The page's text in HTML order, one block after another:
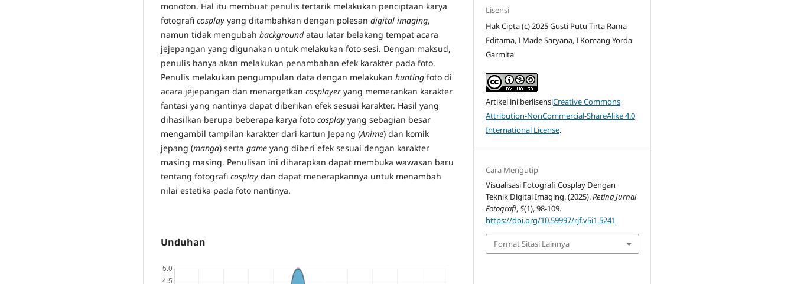
monoton. Hal itu membuat penulis tertarik melakukan penciptaan karya
fotografi cosplay yang ditambahkan dengan polesan digital imaging,
namun tidak mengubah backgroundatau latar belakang tempat acara
jejepangan yang digunakan untuk melakukan foto sesi. Dengan maksud,
penulis hanya akan melakukan penambahan efek karakter pada foto.
Penulis melakukan pengumpulan data dengan melakukan hunting foto di
acara jejepangan dan menargetkan cosplayer yang memerankan karakter
fantasi yang nantinya dapat diberikan efek sesuai karakter. Hasil yang
dihasilkan berupa beberapa karya foto cosplay yang sebagian besar
mengambil tampilan karakter dari kartun Jepang (Anime) dan komik
jepang (manga) serta game yang diberi efek sesuai dengan karakter
masing masing. Penulisan ini diharapkan dapat membuka wawasan baru
tentang fotografi cosplay dan dapat menerapkannya untuk menambah
nilai estetika pada foto nantinya.
Unduhan
Lisensi
Hak Cipta (c) 2025 Gusti Putu Tirta Rama
Editama, I Made Saryana, I Komang Yorda
Garmita
Artikel ini berlisensiCreative Commons
Attribution-NonCommercial-ShareAlike 4.0
International License.
Cara Mengutip
Visualisasi Fotografi Cosplay Dengan
Teknik Digital Imaging. (2025).Retina Jurnal
Fotografi,5(1), 98-109.
https://doi.org/10.59997/rjf.v5i1.5241
Format Sitasi Lainnya